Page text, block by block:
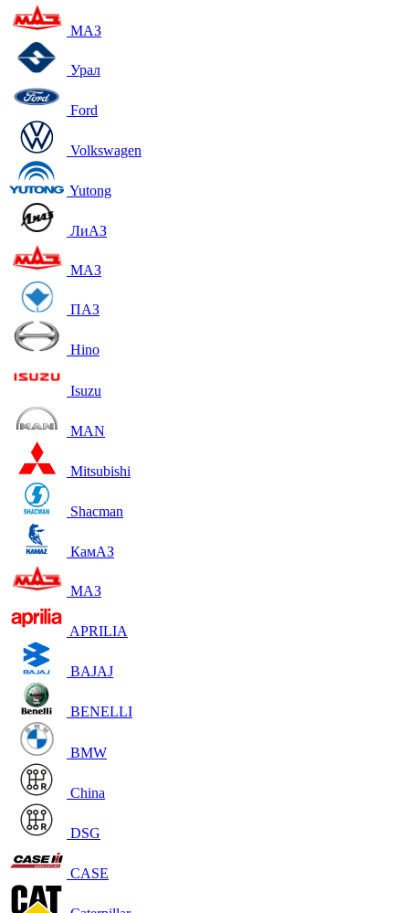
МАЗ
Урал
Ford
Volkswagen
Yutong
ЛиАЗ
МАЗ
ПАЗ
Hino
Isuzu
MAN
Mitsubishi
Shacman
КамАЗ
МАЗ
APRILIA
BAJAJ
BENELLI
BMW
China
DSG
CASE